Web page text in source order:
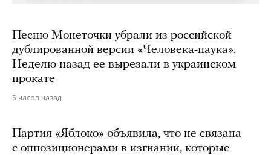
Песню Монеточки убрали из российской
дублированной версии «Человека-паука».
Неделю назад ее вырезали в украинском
прокате
5 часов назад
Партия «Яблоко» объявила, что не связана
с оппозиционерами в изгнании, которые